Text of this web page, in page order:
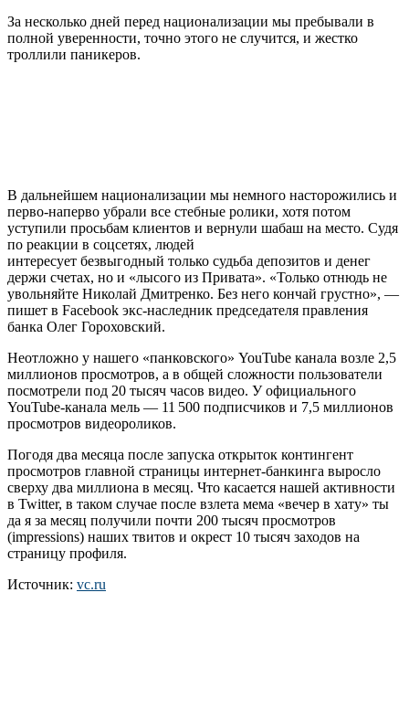
За несколько дней перед национализации мы пребывали в
полной уверенности, точно этого не случится, и жестко
троллили паникеров.
В дальнейшем национализации мы немного насторожились и
перво-наперво убрали все стебные ролики, хотя потом
уступили просьбам клиентов и вернули шабаш на место. Судя
по реакции в соцсетях, людей
интересует безвыгодный только судьба депозитов и денег
держи счетах, но и «лысого из Привата». «Только отнюдь не
увольняйте Николай Дмитренко. Без него кончай грустно», —
пишет в Facebook экс-наследник председателя правления
банка Олег Гороховский.
Неотложно у нашего «панковского» YouTube канала возле 2,5
миллионов просмотров, а в общей сложности пользователи
посмотрели под 20 тысяч часов видео. У официального
YouTube-канала мель — 11 500 подписчиков и 7,5 миллионов
просмотров видеороликов.
Погодя два месяца после запуска открыток контингент
просмотров главной страницы интернет-банкинга выросло
сверху два миллиона в месяц. Что касается нашей активности
в Twitter, в таком случае после взлета мема «вечер в хату» ты
да я за месяц получили почти 200 тысяч просмотров
(impressions) наших твитов и окрест 10 тысяч заходов на
страницу профиля.
Источник: vc.ru